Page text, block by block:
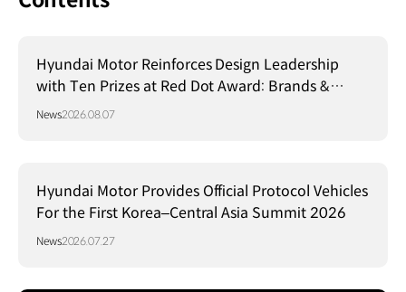
Hyundai Motor Reinforces Design Leadership
with Ten Prizes at Red Dot Award: Brands &
Communication Design 2026
News2026.08.07
Hyundai Motor Provides Official Protocol Vehicles
For the First Korea–Central Asia Summit 2026
News2026.07.27